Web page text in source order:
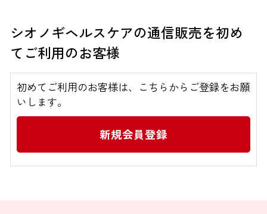
9:00～18:00 / 土日祝も可
FAXでのお問い合わせ
0120-810-130
24時間自動受付
シオノギヘルスケアの通信販売を初め
てご利用のお客様
初めてご利用のお客様は、こちらからご登録をお願
いします。